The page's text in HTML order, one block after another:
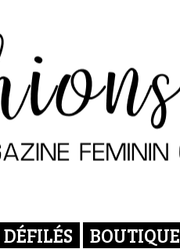
DÉFILÉS BOUTIQUE